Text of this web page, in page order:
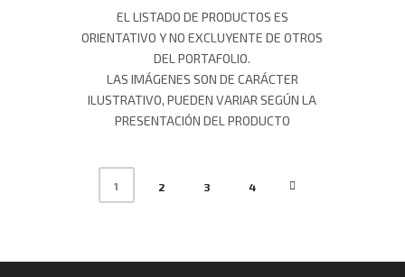
EL LISTADO DE PRODUCTOS ES
ORIENTATIVO Y NO EXCLUYENTE DE OTROS
DEL PORTAFOLIO.
LAS IMÁGENES SON DE CARÁCTER
ILUSTRATIVO, PUEDEN VARIAR SEGÚN LA
PRESENTACIÓN DEL PRODUCTO
1 2 3 4